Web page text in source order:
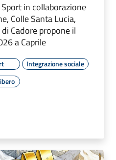
in collaborazione
Colle Santa Lucia,
Cadore propone il
a Caprile
Integrazione sociale